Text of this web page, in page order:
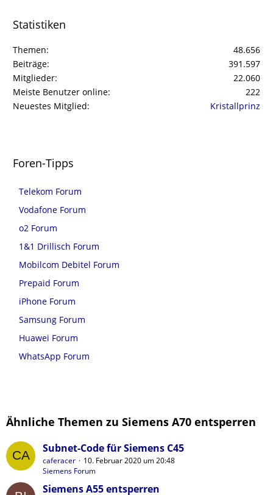
Statistiken
Themen
48.656
Beiträge
391.597
Mitglieder
22.060
Meiste Benutzer online
222
Neuestes Mitglied
Kristallprinz
Foren-Tipps
Telekom Forum
Vodafone Forum
o2 Forum
1&1 Drillisch Forum
Mobilcom Debitel Forum
Prepaid Forum
iPhone Forum
Samsung Forum
Huawei Forum
WhatsApp Forum
Ähnliche Themen zu Siemens A70 entsperren
Subnet-Code für Siemens C45
caferacer
10. Februar 2020 um 20:48
Siemens Forum
Siemens A55 entsperren